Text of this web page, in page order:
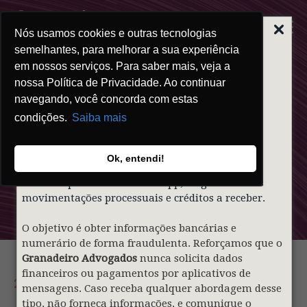
ALERTA | GOLPEDO FALSO
ADVOGADO
Prezados clientes,
Informamos que indivíduos mal-intencionados
identidade visual do nosso sócio
contatar pessoas via WhatsApp, alegando falsas
movimentações processuais e créditos a receber.
O objetivo é obter informações bancárias e
numerário de forma fraudulenta. Reforçamos que o
Granadeiro Advogados nunca solicita dados
financeiros ou pagamentos por aplicativos de
mensagens. Caso receba qualquer abordagem desse
tipo, não forneça informações, e comunique o
Nós usamos cookies e outras tecnologias
semelhantes, para melhorar a sua experiência
em nossos serviços. Para saber mais, veja a
nossa Política de Privacidade. Ao continuar
navegando, você concorda com estas
condições. Saiba mais
Ok, entendi!
Clipping
Granadeiro
28.04.2026